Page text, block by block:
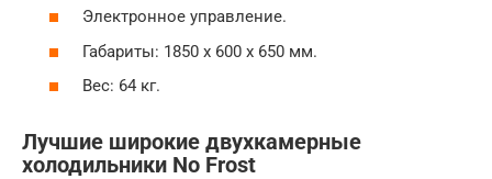
Электронное управление.
Габариты: 1850 х 600 х 650 мм.
Вес: 64 кг.
Лучшие широкие двухкамерные
холодильники No Frost